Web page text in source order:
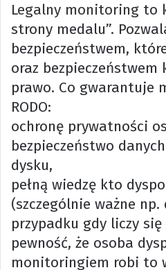
Legalny monitoring to
strony medalu”.
bezpieczeństwem,
oraz bezpieczeństwem
prawo. Co gwarantuje
RODO:
ochronę prywatności
bezpieczeństwo
dysku,
pełną wiedzę kto
(szczególnie ważne np.
przypadku gdy liczy
pewność, że osoba
monitoringiem robi to